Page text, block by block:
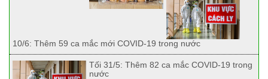
10/6: Thêm 59 ca mắc mới COVID-19 trong nước
Tối 31/5: Thêm 82 ca mắc COVID-19 trong
nước